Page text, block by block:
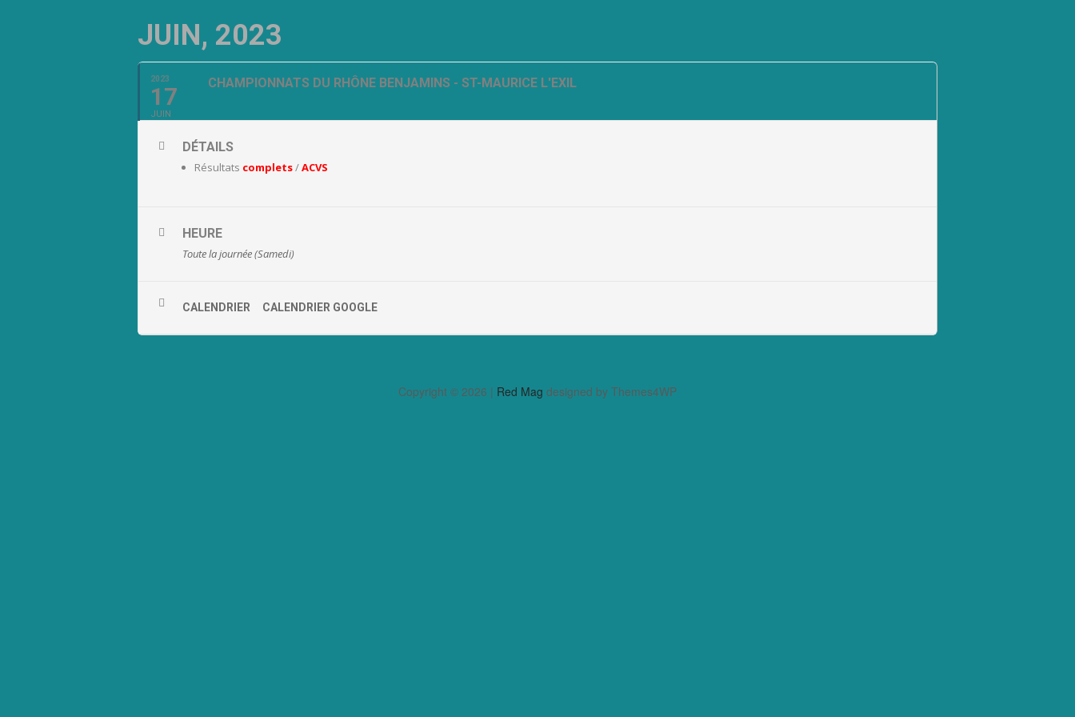
JUIN, 2023
2023
17
JUIN
CHAMPIONNATS DU RHÔNE BENJAMINS - ST-MAURICE L'EXIL
DÉTAILS
Résultats complets/ACVS
HEURE
Toute la journée (Samedi)
CALENDRIER CALENDRIER GOOGLE
Copyright © 2026 | Red Mag designed by Themes4WP